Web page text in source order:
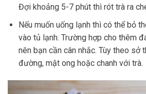
Đợi khoảng 5-7 phút thì rót trà ra
Nếu muốn uống lạnh thì có thể bỏ
vào tủ lạnh. Trường hợp cho thêm
nên bạn cần cân nhắc. Tùy theo sở
đường, mật ong hoặc chanh với trà.